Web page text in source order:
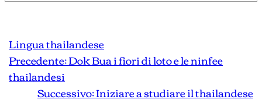
Lingua thailandese
Precedente:Dok Bua i fiori di loto e le ninfee
thailandesi
Successivo:Iniziare a studiare il thailandese